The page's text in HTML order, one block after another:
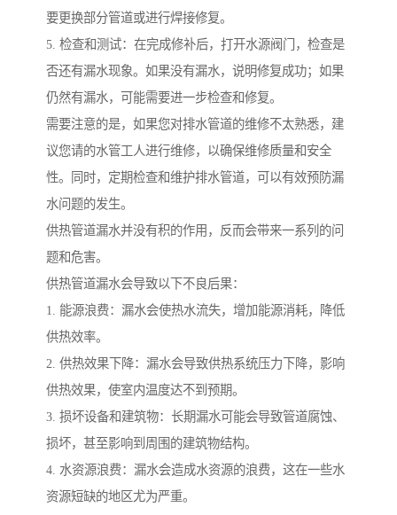
要更换部分管道或进行焊接修复。
5. 检查和测试：在完成修补后，打开水源阀门，检查是
否还有漏水现象。如果没有漏水，说明修复成功；如果
仍然有漏水，可能需要进一步检查和修复。
需要注意的是，如果您对排水管道的维修不太熟悉，建
议您请的水管工人进行维修，以确保维修质量和安全
性。同时，定期检查和维护排水管道，可以有效预防漏
水问题的发生。
供热管道漏水并没有积的作用，反而会带来一系列的问
题和危害。
供热管道漏水会导致以下不良后果：
1. 能源浪费：漏水会使热水流失，增加能源消耗，降低
供热效率。
2. 供热效果下降：漏水会导致供热系统压力下降，影响
供热效果，使室内温度达不到预期。
3. 损坏设备和建筑物：长期漏水可能会导致管道腐蚀、
损坏，甚至影响到周围的建筑物结构。
4. 水资源浪费：漏水会造成水资源的浪费，这在一些水
资源短缺的地区尤为严重。